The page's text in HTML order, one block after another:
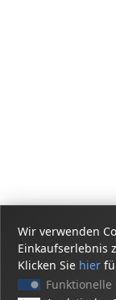
Wir verwenden
Einkaufserlebnis
Klicken Sie hier
Funktionelle